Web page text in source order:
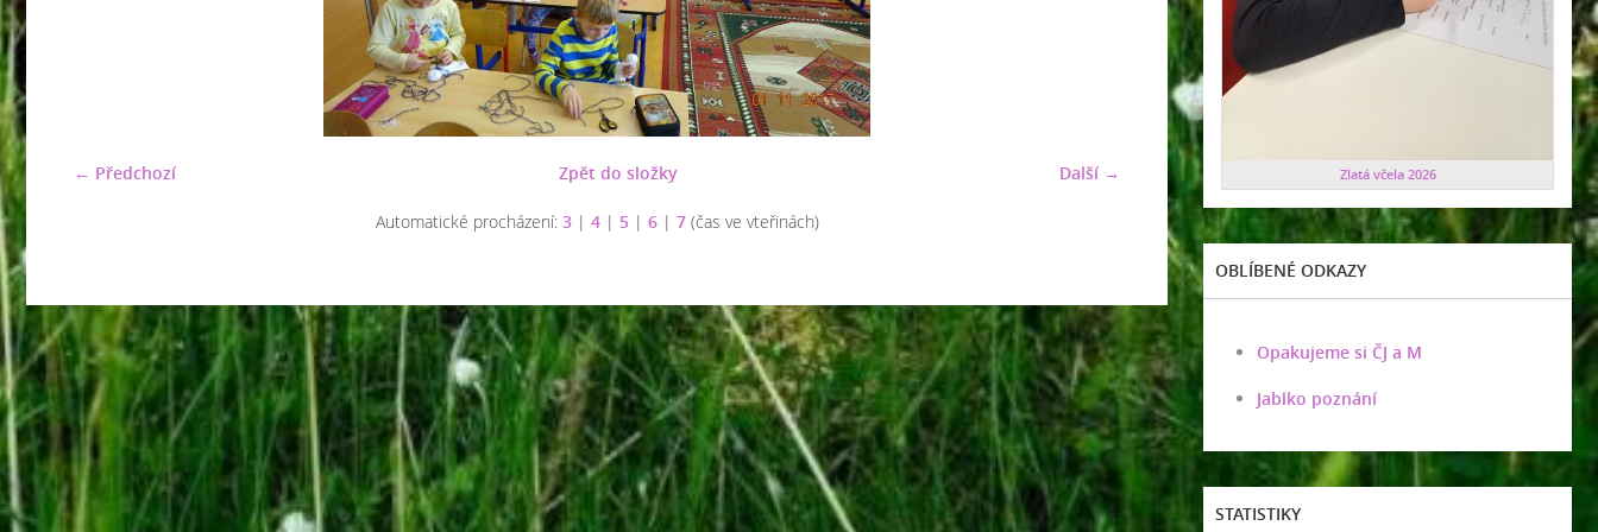
← Předchozí Další →
Zpět do složky
Automatické procházení: 3| 4| 5| 6| 7(čas ve vteřinách)
Zlatá včela 2026
OBLÍBENÉ ODKAZY
Opakujeme si ČJ a M
Jablko poznání
STATISTIKY